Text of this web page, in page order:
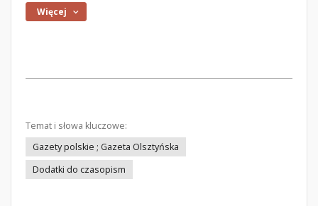
Więcej
Temat i słowa kluczowe:
Gazety polskie ; Gazeta Olsztyńska
Dodatki do czasopism